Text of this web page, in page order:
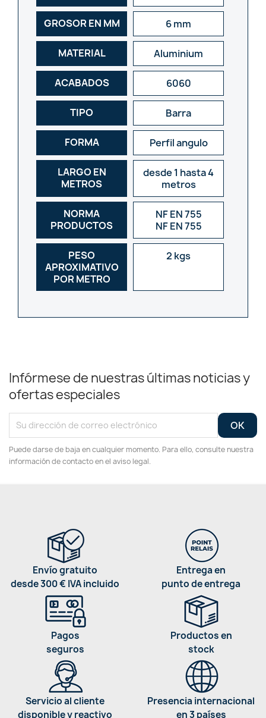
GROSOR EN MM 6 mm
MATERIAL Aluminium
ACABADOS 6060
TIPO Barra
FORMA Perfil angulo
LARGO EN
METROS
desde 1 hasta 4
metros
NORMA
PRODUCTOS
NF EN 755
NF EN 755
PESO
APROXIMATIVO
POR METRO
2 kgs
Infórmese de nuestras últimas noticias y
ofertas especiales
Puede darse de baja en cualquier momento. Para ello, consulte nuestra
información de contacto en el aviso legal.
Envío gratuito
desde 300 € IVA incluido
Entrega en
punto de entrega
Pagos
seguros
Productos en
stock
Servicio al cliente
disponible y reactivo
Presencia internacional
en 3 países